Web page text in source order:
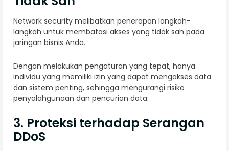
Network security melibatkan penerapan langkah-
langkah untuk membatasi akses yang tidak sah pada
jaringan bisnis Anda.
Dengan melakukan pengaturan yang tepat, hanya
individu yang memiliki izin yang dapat mengakses data
dan sistem penting, sehingga mengurangi risiko
penyalahgunaan dan pencurian data.
3. Proteksi terhadap Serangan
DDoS